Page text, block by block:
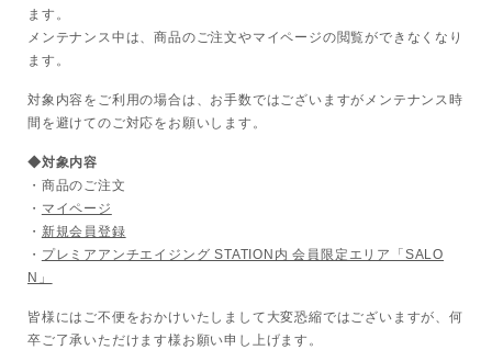
マスク・スペシャルケア
ボディケア
美容液
化粧下地
ます。
メンテナンス中は、商品のご注文やマイページの閲覧ができなくなり
ます。
対象内容をご利用の場合は、お手数ではございますがメンテナンス時
間を避けてのご対応をお願いします。
◆対象内容
・商品のご注文
・ マイページ
・ 新規会員登録
・ プレミアアンチエイジング STATION内 会員限定エリア「SALO
N」
皆様にはご不便をおかけいたしまして大変恐縮ではございますが、何
卒ご了承いただけます様お願い申し上げます。